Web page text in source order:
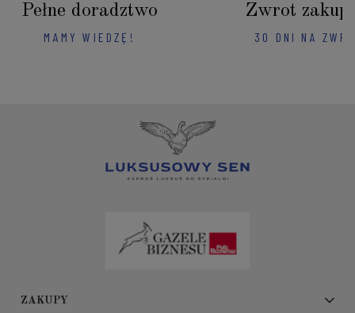
Pełne doradztwo
MAMY WIEDZĘ!
Zwrot
30 DNI NA
ZAKUPY